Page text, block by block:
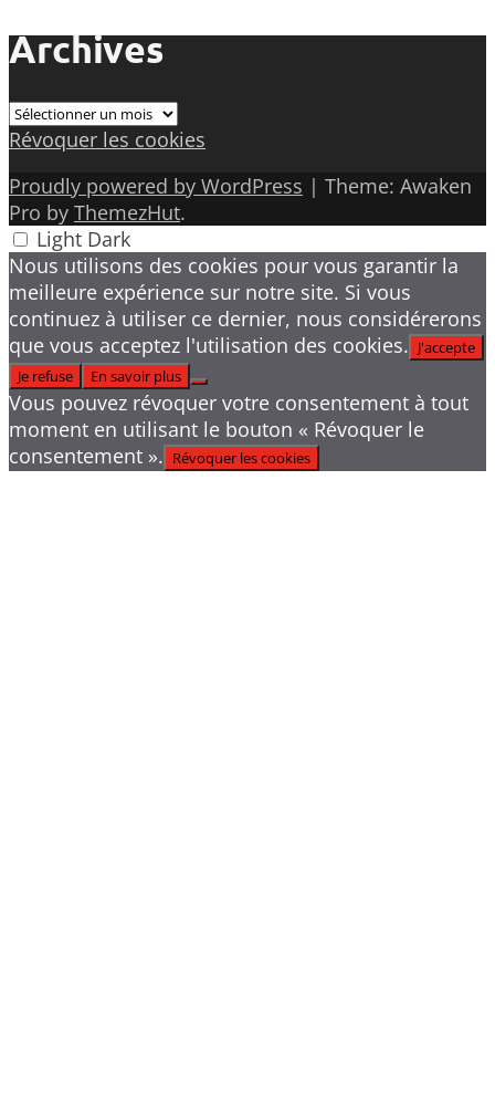
Archives
Archives
Révoquer les cookies
Proudly powered by WordPress | Theme: Awaken
Pro by ThemezHut.
Light Dark
Nous utilisons des cookies pour vous garantir la
meilleure expérience sur notre site. Si vous
continuez à utiliser ce dernier, nous considérerons
que vous acceptez l'utilisation des cookies. J'accepte
Je refuse
En savoir plus
Vous pouvez révoquer votre consentement à tout
moment en utilisant le bouton « Révoquer le
consentement ». Révoquer les cookies